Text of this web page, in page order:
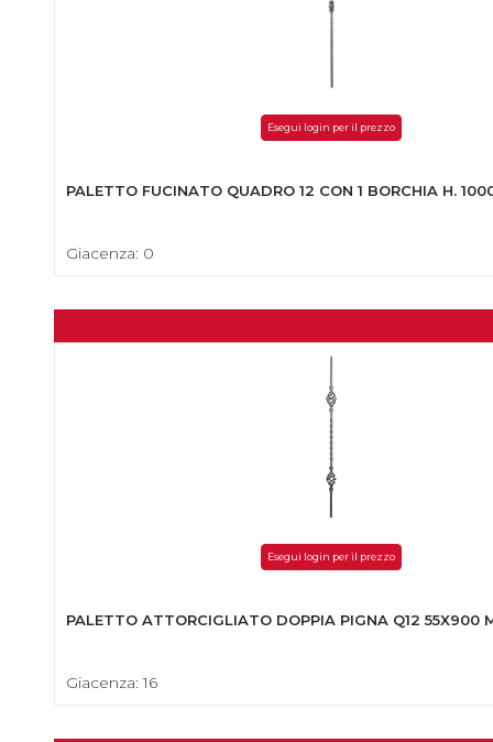
Esegui login per il prezzo
PALETTO FUCINATO QUADRO 12 CON 1 BORCHIA H.
Giacenza: 0
Esegui login per il prezzo
PALETTO ATTORCIGLIATO DOPPIA PIGNA Q12 55X900
Giacenza: 16